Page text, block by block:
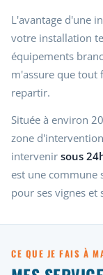
L'avantage d'une
votre installation
équipements
m'assure que tout
repartir.
Située à environ
zone
intervenir sous
est une commune
pour ses vignes et
CE QUE JE FAIS À